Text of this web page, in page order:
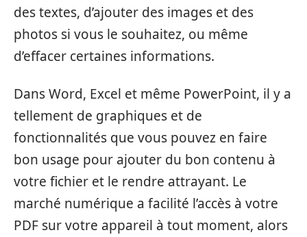
des textes, d’ajouter des images et des
photos si vous le souhaitez, ou même
d’effacer certaines informations.
Dans Word, Excel et même PowerPoint, il y a
tellement de graphiques et de
fonctionnalités que vous pouvez en faire
bon usage pour ajouter du bon contenu à
votre fichier et le rendre attrayant. Le
marché numérique a facilité l’accès à votre
PDF sur votre appareil à tout moment, alors